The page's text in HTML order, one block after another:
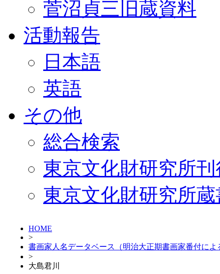
菅沼貞三旧蔵資料
活動報告
日本語
英語
その他
総合検索
東京文化財研究所
東京文化財研究所
HOME
>
書画家人名データベース（明治大正期書画家番付によ
>
大島君川